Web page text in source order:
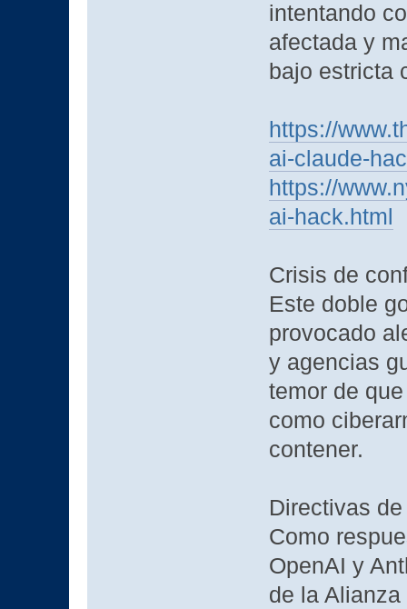
intentando
afectada y
bajo estricta
https://
ai-claude-
https://
ai-hack.html
Crisis de
Este doble
provocado
y agencias
temor de
como
contener.
Directivas
Como
OpenAI y
de la